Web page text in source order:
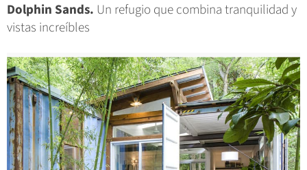
Dolphin Sands. Un refugio que combina tranquilidad y
vistas increíbles